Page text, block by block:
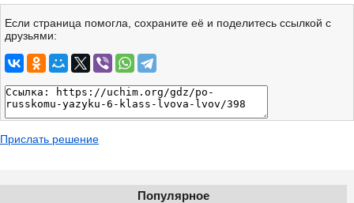
Если страница помогла, сохраните её и поделитесь ссылкой с
друзьями:
Прислать решение
Популярное